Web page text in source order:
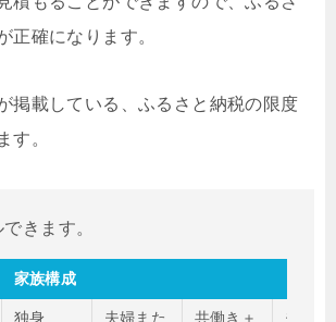
正確になります。
掲載している、ふるさと納税の限度
す。
家族構成
独身
夫婦また
共働き＋
夫婦＋